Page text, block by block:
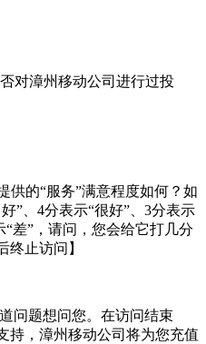
对漳州移动公司进行过投
供的“服务”满意程度如何？如
”、4分表示“很好”、3分表示
“差”，请问，您会给它打几分
终止访问】
问题想问您。在访问结束
持，漳州移动公司将为您充值